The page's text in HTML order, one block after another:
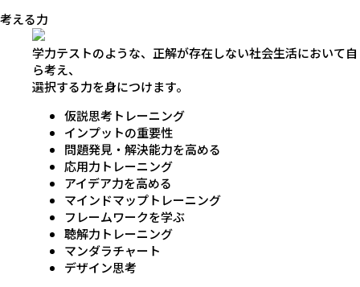
考える力
学力テストのような、正解が存在しない社会生活において自
ら考え、
選択する力を身につけます。
仮説思考トレーニング
インプットの重要性
問題発見・解決能力を高める
応用力トレーニング
アイデア力を高める
マインドマップトレーニング
フレームワークを学ぶ
聴解力トレーニング
マンダラチャート
デザイン思考